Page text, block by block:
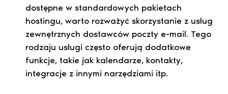
dostępne w standardowych pakietach
hostingu, warto rozważyć skorzystanie z usług
zewnętrznych dostawców poczty e-mail. Tego
rodzaju usługi często oferują dodatkowe
funkcje, takie jak kalendarze, kontakty,
integracje z innymi narzędziami itp.